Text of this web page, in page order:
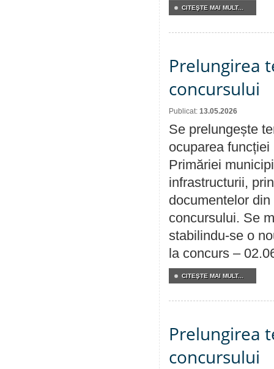
CITEŞTE MAI MULT...
Prelungirea
concursului
Publicat: 13.05.2026
Se prelungește
ocuparea
Primăriei
infrastructurii,
documentelor
concursului. Se
stabilindu-se o
la concurs –
CITEŞTE MAI MULT...
Prelungirea
concursului